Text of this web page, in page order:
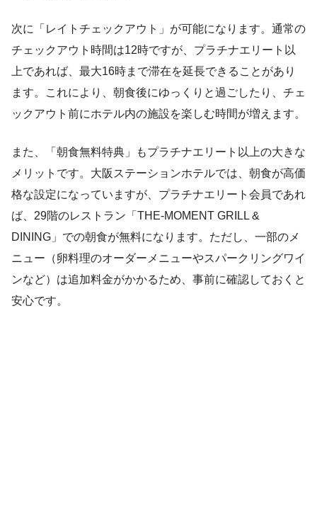
次に「レイトチェックアウト」が可能になります。通常の
チェックアウト時間は12時ですが、プラチナエリート以
上であれば、最大16時まで滞在を延長できることがあり
ます。これにより、朝食後にゆっくりと過ごしたり、チェ
ックアウト前にホテル内の施設を楽しむ時間が増えます。
また、「朝食無料特典」もプラチナエリート以上の大きな
メリットです。大阪ステーションホテルでは、朝食が高価
格な設定になっていますが、プラチナエリート会員であれ
ば、29階のレストラン「THE-MOMENT GRILL &
DINING」での朝食が無料になります。ただし、一部のメ
ニュー（卵料理のオーダーメニューやスパークリングワイ
ンなど）は追加料金がかかるため、事前に確認しておくと
安心です。